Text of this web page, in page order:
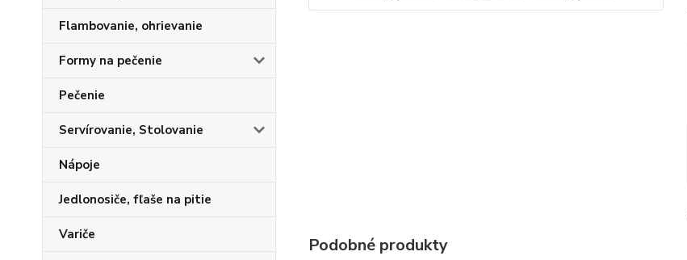
Flambovanie, ohrievanie
Formy na pečenie
Pečenie
Servírovanie, Stolovanie
Nápoje
Jedlonosiče, fľaše na pitie
Variče Podobné produkty